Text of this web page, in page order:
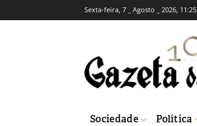
Sexta-feira, 7 _ Agosto _ 2026, 11:25
Sociedade Política